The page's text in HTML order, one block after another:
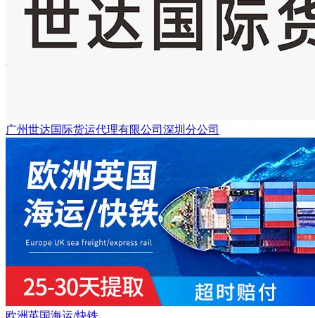
广州世达国际货运代理有限公司深圳分公司
欧洲英国海运/快铁